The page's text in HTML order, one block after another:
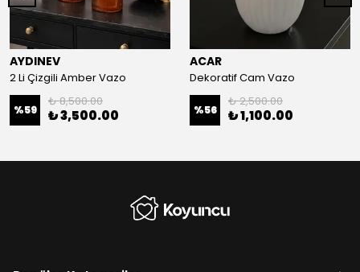
AYDINEV
2 Li Çizgili Amber Vazo
%59
₺ 8,500.00
₺ 3,500.00
ACAR
Dekoratif Cam Vazo
%56
₺ 2,500.00
₺ 1,100.00